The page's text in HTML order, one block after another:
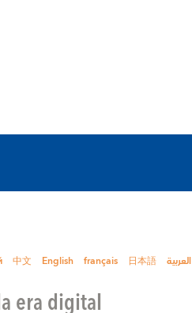
中文 English français 日本語 العربية
era digital